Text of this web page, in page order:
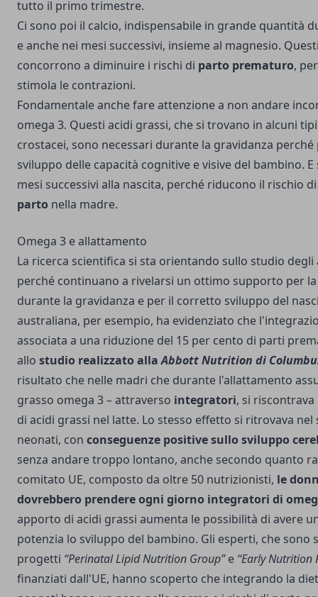
tutto il primo trimestre.
Ci sono poi il calcio, indispensabile in grande quantità
e anche nei mesi successivi, insieme al magnesio.
concorrono a diminuire i rischi di parto prematuro,
stimola le contrazioni.
Fondamentale anche fare attenzione a non andare
omega 3. Questi acidi grassi, che si trovano in alcuni
crostacei, sono necessari durante la gravidanza
sviluppo delle capacità cognitive e visive del bambino.
mesi successivi alla nascita, perché riducono il rischio
parto nella madre.
Omega 3 e allattamento
La ricerca scientifica si sta orientando sullo studio degli
perché continuano a rivelarsi un ottimo supporto per
durante la gravidanza e per il corretto sviluppo del
australiana, per esempio, ha evidenziato che
associata a una riduzione del 15 per cento di parti
allo studio realizzato allaAbbott Nutrition di
risultato che nelle madri che durante l'allattamento
grasso omega 3 – attraverso integratori, si
di acidi grassi nel latte. Lo stesso effetto si ritrovava
neonati, con conseguenze positive sullo sviluppo
senza andare troppo lontano, anche secondo quanto
comitato UE, composto da oltre 50 nutrizionisti, le
dovrebbero prendere ogni giorno integratori di
apporto di acidi grassi aumenta le possibilità di avere
potenzia lo sviluppo del bambino. Gli esperti, che sono
progetti “Perinatal Lipid Nutrition Group”e “Early Nutrition
finanziati dall'UE, hanno scoperto che integrando la